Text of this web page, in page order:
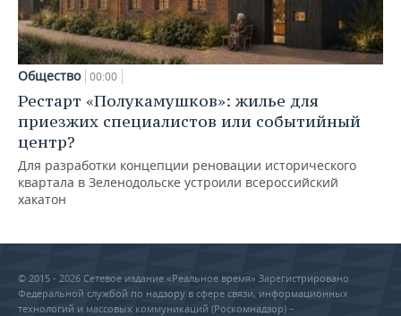
Общество 00:00
Рестарт «Полукамушков»: жилье для
приезжих специалистов или событийный
центр?
Для разработки концепции реновации исторического
квартала в Зеленодольске устроили всероссийский
хакатон
© 2015 - 2026 Сетевое издание «Реальное время» Зарегистрировано
Федеральной службой по надзору в сфере связи, информационных
технологий и массовых коммуникаций (Роскомнадзор) –